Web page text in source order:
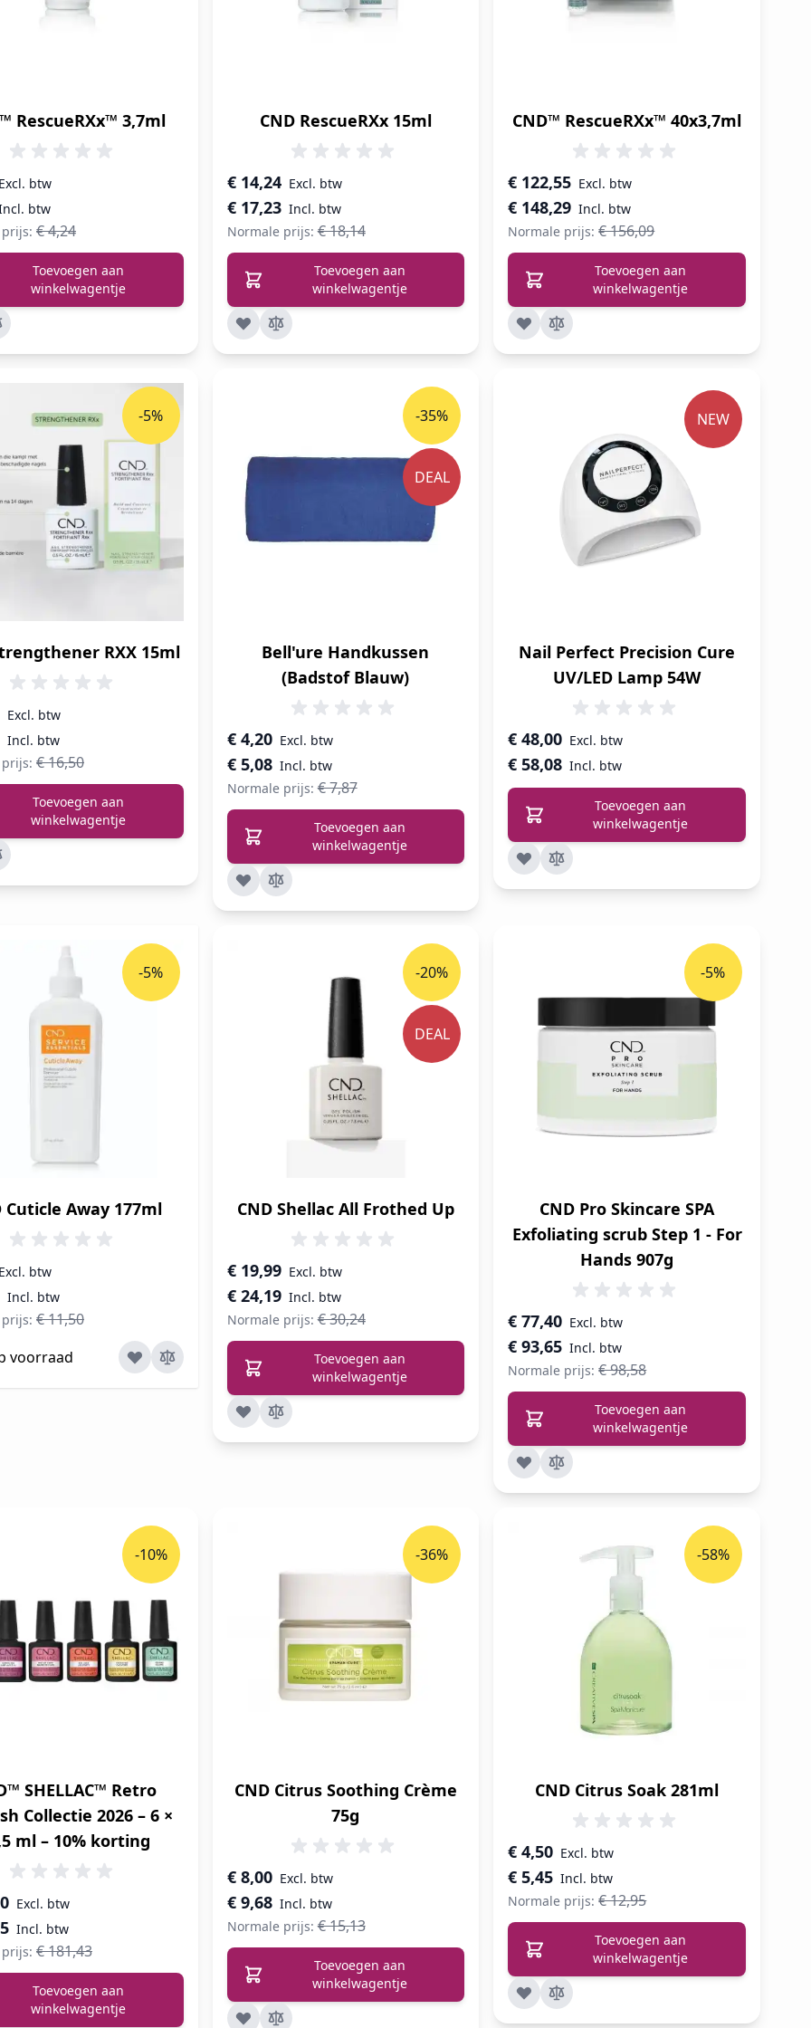
RescueRXx™ 3,7ml
€ 4,24
Toevoegen aan
winkelwagentje
CND RescueRXx 15ml
Speciale prijs
€ 17,23
€ 14,24
Normale prijs: € 18,14
Toevoegen aan
winkelwagentje
CND™ RescueRXx™ 40x3,7ml
Speciale prijs
€ 148,29
€ 122,55
Normale prijs: € 156,09
Toevoegen aan
winkelwagentje
RXX 15ml
€ 16,50
-5%
Toevoegen aan
winkelwagentje
Bell'ure Handkussen
(Badstof Blauw)
Speciale prijs
€ 5,08
€ 4,20
Normale prijs: € 7,87
-35%
DEAL
Toevoegen aan
winkelwagentje
Nail Perfect Precision Cure
UV/LED Lamp 54W
€ 58,08
€ 48,00
NEW
Toevoegen aan
winkelwagentje
Cuticle Away 177ml
€ 11,50
-5%
voorraad
CND Shellac All Frothed Up
Speciale prijs
€ 24,19
€ 19,99
Normale prijs: € 30,24
-20%
DEAL
Toevoegen aan
winkelwagentje
CND Pro Skincare SPA
Exfoliating scrub Step 1 - For
Hands 907g
Speciale prijs
€ 93,65
€ 77,40
Normale prijs: € 98,58
-5%
Toevoegen aan
winkelwagentje
SHELLAC™ Retro
Collectie 2026 – 6 ×
ml – 10% korting
€ 181,43
-10%
Toevoegen aan
winkelwagentje
CND Citrus Soothing Crème
75g
Speciale prijs
€ 9,68
€ 8,00
Normale prijs: € 15,13
-36%
Toevoegen aan
winkelwagentje
CND Citrus Soak 281ml
Speciale prijs
€ 5,45
€ 4,50
Normale prijs: € 12,95
-58%
Toevoegen aan
winkelwagentje